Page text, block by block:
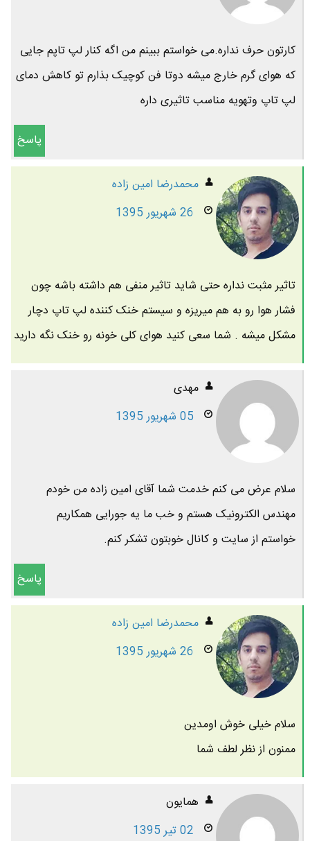
کارتون حرف نداره.می خواستم ببینم من اگه کنار لپ تاپم جایی
که هوای گرم خارج میشه دوتا فن کوچیک بذارم تو کاهش دمای
لپ تاپ وتهویه مناسب تاثیری داره
پاسخ
محمدرضا امين زاده
26 شهریور 1395
تاثیر مثبت نداره حتی شاید تاثیر منفی هم داشته باشه چون
فشار هوا رو به هم میریزه و سیستم خنک کننده لپ تاپ دچار
مشکل میشه . شما سعی کنید هوای کلی خونه رو خنک نگه دارید
مهدی
05 شهریور 1395
سلام عرض می کنم خدمت شما آقای امین زاده من خودم
مهندس الکترونیک هستم و خب ما یه جورایی همکاریم
خواستم از سایت و کانال خوبتون تشکر کنم.
پاسخ
محمدرضا امين زاده
26 شهریور 1395
سلام خیلی خوش اومدین
ممنون از نظر لطف شما
همایون
02 تیر 1395